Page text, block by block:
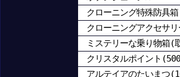
クローニング特殊防具箱
クローニングアクセサリ
ミステリーな乗り物箱(
クリスタルポイント
アルテイアのたいまつ